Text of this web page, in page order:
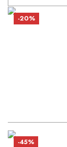
-20%
-45%